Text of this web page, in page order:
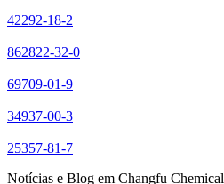
42292-18-2
862822-32-0
69709-01-9
34937-00-3
25357-81-7
Notícias e Blog em Changfu Chemical